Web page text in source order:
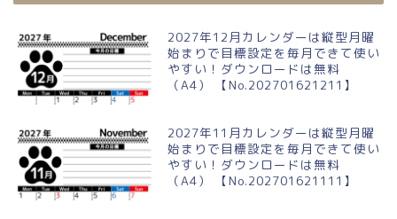
2027年12月カレンダーは縦型月曜
始まりで目標設定を毎月できて使い
やすい！ダウンロードは無料
（A4） 【No.202701621211】
2027年11月カレンダーは縦型月曜
始まりで目標設定を毎月できて使い
やすい！ダウンロードは無料
（A4） 【No.202701621111】